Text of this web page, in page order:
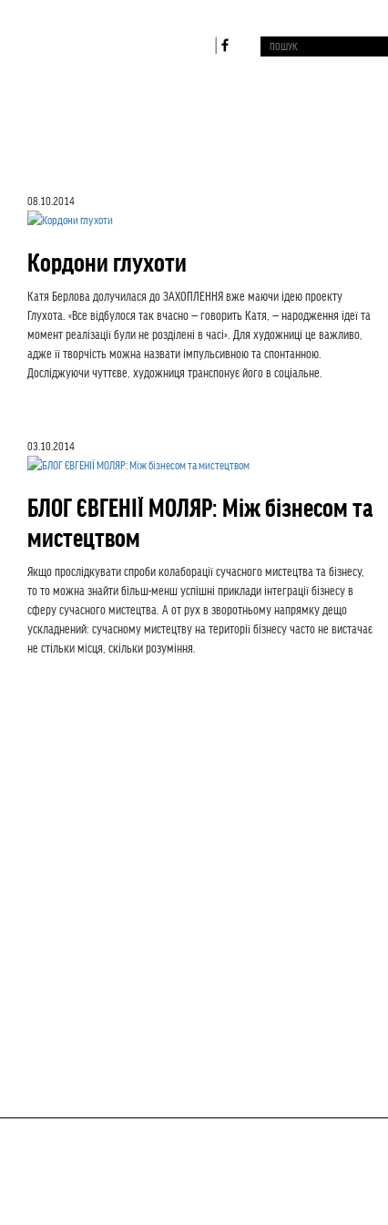
08.10.2014
Кордони глухоти
Катя Берлова долучилася до ЗАХОПЛЕННЯ вже маючи ідею проекту
Глухота. «Все відбулося так вчасно — говорить Катя, — народження ідеї та
момент реалізації були не розділені в часі». Для художниці це важливо,
адже її творчість можна назвати імпульсивною та спонтанною.
Досліджуючи чуттєве, художниця транспонує його в соціальне.
03.10.2014
БЛОГ ЄВГЕНІЇ МОЛЯР: Між бізнесом та
мистецтвом
Якщо прослідкувати спроби колаборації сучасного мистецтва та бізнесу,
то то можна знайти більш-менш успішні приклади інтеграції бізнесу в
сферу сучасного мистецтва. А от рух в зворотньому напрямку дещо
ускладнений: сучасному мистецтву на території бізнесу часто не вистачає
не стільки місця, скільки розуміння.